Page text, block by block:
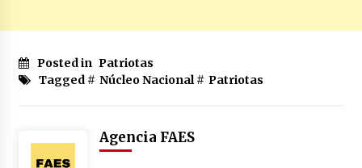
Posted in Patriotas
Tagged # Núcleo Nacional# Patriotas
Agencia FAES